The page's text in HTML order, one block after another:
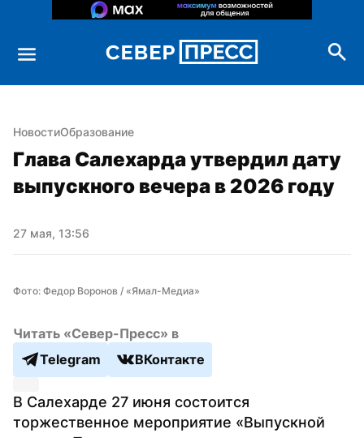
НовостиОбразование
Глава Салехарда утвердил дату
выпускного вечера в 2026 году
27 мая, 13:56
Фото: Федор Воронов / «Ямал-Медиа»
Читать «Север-Пресс» в
Telegram
ВКонтакте
В Салехарде 27 июня состоится
торжественное мероприятие «Выпускной